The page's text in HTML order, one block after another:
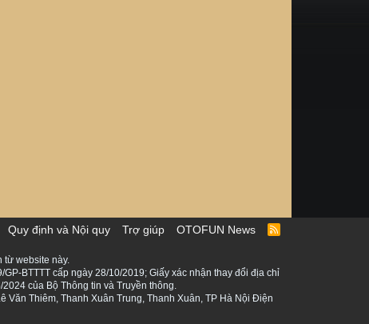
Quy định và Nội quy Trợ giúp OTOFUN News
R
từ website này.
BTTTT cấp ngày 28/10/2019; Giấy xác nhận thay đổi địa chỉ
của Bộ Thông tin và Truyền thông.
Văn Thiêm, Thanh Xuân Trung, Thanh Xuân, TP Hà Nội Điện